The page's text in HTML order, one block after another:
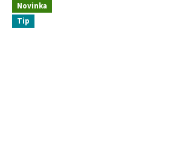
Novinka
Tip